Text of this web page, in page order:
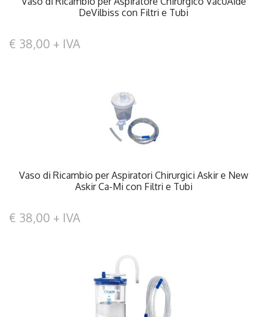
DeVilbiss con Filtri e Tubi
€ 38,00 + IVA
Vaso di Ricambio per Aspiratori Chirurgici Askir e New
Askir Ca-Mi con Filtri e Tubi
€ 38,00 + IVA